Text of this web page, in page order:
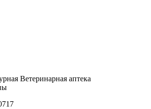
Ветеринарная аптека